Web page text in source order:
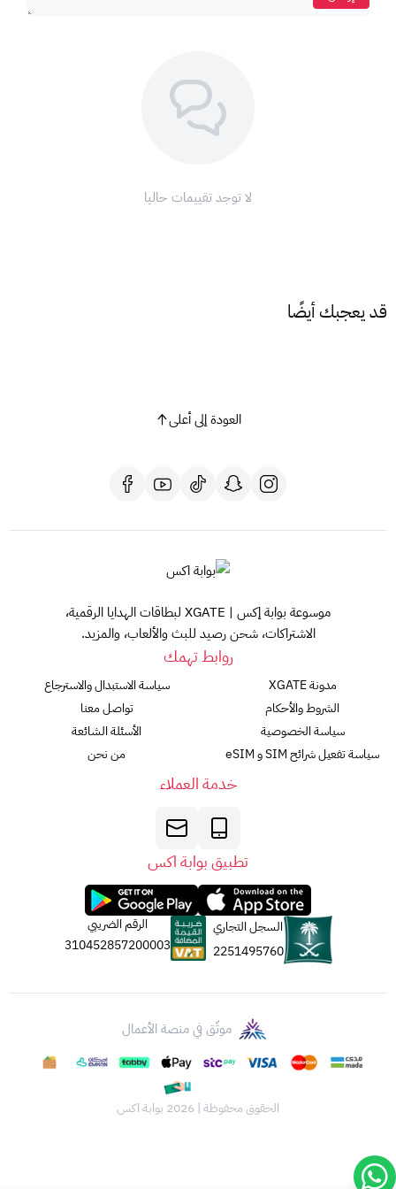
احصل على بطاقة شحن شدات PUBG New State الآن وانطلق نحو
مع بطاقات PUBG New State، إشحن وامتلك أقوى الأسلحة
وأفضل الميزات لتجربة لعب لا مثيل لها!
أدخل معرف اللاعب الخاص بك ثم انقر على "استبدال".
لا تتردد واشترِ بطاقتك الآن!
لا توجد تقييمات حاليا
قد يعجبك أيضًا
العودة إلى أعلى
موسوعة بوابة إكس | XGATE لبطاقات الهدايا الرقمية،
الاشتراكات، شحن رصيد للبث والألعاب، والمزيد.
روابط تهمك
مدونة XGATE
الشروط والأحكام
سياسة الخصوصية
سياسة تفعيل شرائح SIM و eSIM
سياسة الاستبدال والاسترجاع
تواصل معنا
الأسئلة الشائعة
من نحن
خدمة العملاء
تطبيق بوابة اكس
السجل التجاري
2251495760
الرقم الضريبي
310452857200003
موثّق في منصة الأعمال
الحقوق محفوظة | 2026 بوابة اكس